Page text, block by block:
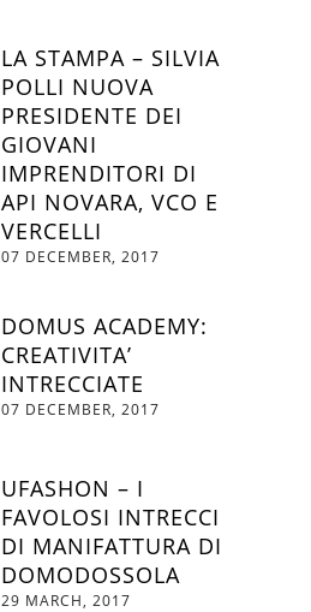
LA STAMPA – SILVIA
POLLI NUOVA
PRESIDENTE DEI
GIOVANI
IMPRENDITORI DI
API NOVARA, VCO E
VERCELLI
07 DECEMBER, 2017
DOMUS ACADEMY:
CREATIVITA’
INTRECCIATE
07 DECEMBER, 2017
UFASHON – I
FAVOLOSI INTRECCI
DI MANIFATTURA DI
DOMODOSSOLA
29 MARCH, 2017